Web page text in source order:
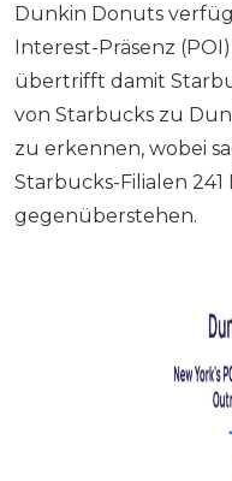
Dunkin Donuts
Interest-Präsenz
übertrifft damit
von Starbucks zu
zu erkennen, wobei
Starbucks-Filialen
gegenüberstehen.